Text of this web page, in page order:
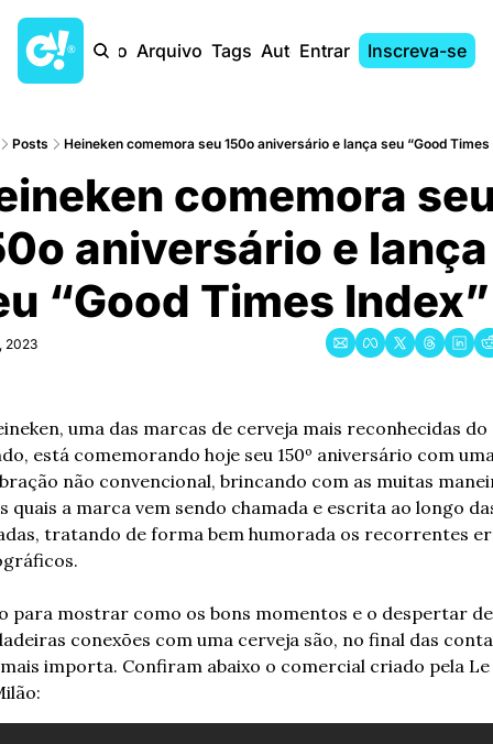
Início Arquivo Tags AutoresEntrar Inscreva-se
Posts Heineken comemora seu 150o aniversário e lança seu “Good Times
comemora
aniversário e lança
“Good Times Index”
2023
uma das marcas de cerveja mais reconhecidas do
está comemorando hoje seu 150º aniversário com
não convencional, brincando com as muitas
quais a marca vem sendo chamada e escrita ao longo
tratando de forma bem humorada os recorrentes
para mostrar como os bons momentos e o despertar de
conexões com uma cerveja são, no final das
importa. Confiram abaixo o comercial criado pela Le